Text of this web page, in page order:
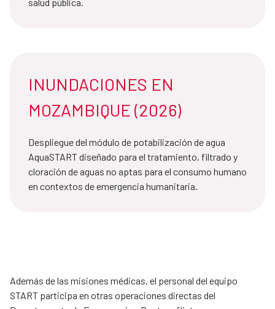
INUNDACIONES EN
MOZAMBIQUE (2026)
Despliegue del módulo de potabilización de agua
AquaSTART diseñado para el tratamiento, filtrado y
cloración de aguas no aptas para el consumo humano
en contextos de emergencia humanitaria.
Además de las misiones médicas, el personal del equipo
START participa en otras operaciones directas del